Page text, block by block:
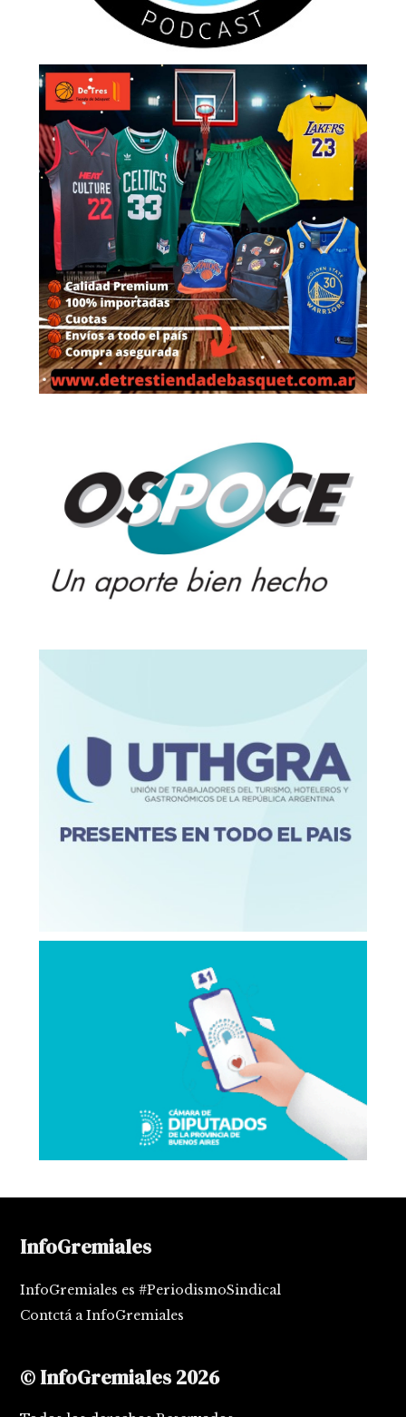
InfoGremiales
InfoGremiales es #PeriodismoSindical
Contctá a InfoGremiales
© InfoGremiales 2026